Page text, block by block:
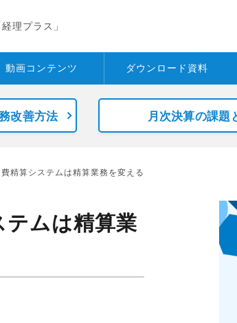
理プラス」
動画コンテンツ ダウンロード資料
改善方法 月次決算の課題
精算システムは精算業務を変える
テムは精算業